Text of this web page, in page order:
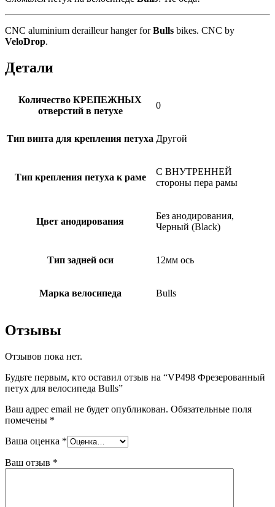
CNC aluminium derailleur hanger forBulls bikes. CNC by
VeloDrop.
Детали
Количество КРЕПЕЖНЫХ
отверстий в петухе
0
Тип винта для крепления петуха Другой
Тип крепления петуха к раме
С ВНУТРЕННЕЙ
стороны пера рамы
Цвет анодирования
Без анодирования,
Черный (Black)
Тип задней оси 12мм ось
Марка велосипеда Bulls
Отзывы
Отзывов пока нет.
Будьте первым, кто оставил отзыв на “VP498 Фрезерованный
петух для велосипеда Bulls”
Ваш адрес email не будет опубликован. Обязательные поля
помечены *
Ваша оценка *
Ваш отзыв *